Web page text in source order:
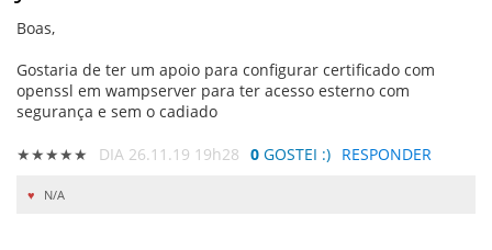
Boas,
Gostaria de ter um apoio para configurar certificado com
openssl em wampserver para ter acesso esterno com
segurança e sem o cadiado
★★★★★ DIA 26.11.19 19h28 0 GOSTEI :) RESPONDER
N/A